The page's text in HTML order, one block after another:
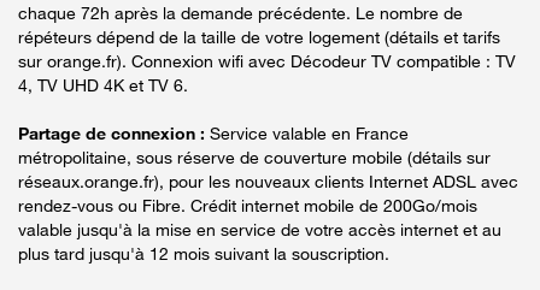
chaque 72h après la demande précédente. Le nombre de
répéteurs dépend de la taille de votre logement (détails et tarifs
sur orange.fr). Connexion wifi avec Décodeur TV compatible : TV
4, TV UHD 4K et TV 6.
Partage de connexion : Service valable en France
métropolitaine, sous réserve de couverture mobile (détails sur
réseaux.orange.fr), pour les nouveaux clients Internet ADSL avec
rendez-vous ou Fibre. Crédit internet mobile de 200Go/mois
valable jusqu'à la mise en service de votre accès internet et au
plus tard jusqu'à 12 mois suivant la souscription.